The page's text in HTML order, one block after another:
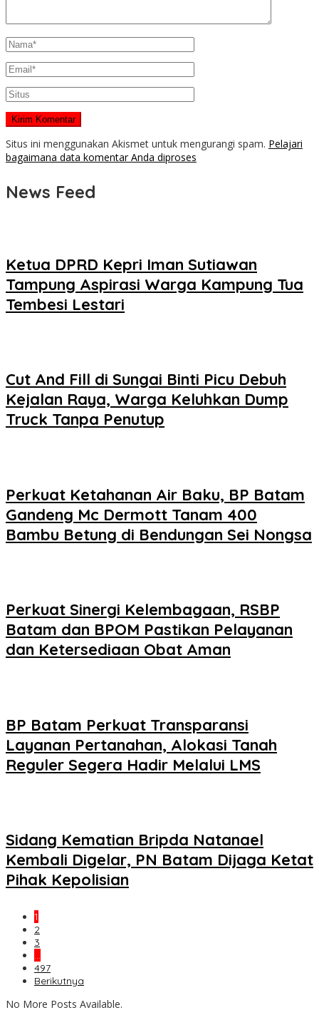
Situs ini menggunakan Akismet untuk mengurangi spam. Pelajari
bagaimana data komentar Anda diproses
News Feed
Ketua DPRD Kepri Iman Sutiawan
Tampung Aspirasi Warga Kampung Tua
Tembesi Lestari
Cut And Fill di Sungai Binti Picu Debuh
Kejalan Raya, Warga Keluhkan Dump
Truck Tanpa Penutup
Perkuat Ketahanan Air Baku, BP Batam
Gandeng Mc Dermott Tanam 400
Bambu Betung di Bendungan Sei Nongsa
Perkuat Sinergi Kelembagaan, RSBP
Batam dan BPOM Pastikan Pelayanan
dan Ketersediaan Obat Aman
BP Batam Perkuat Transparansi
Layanan Pertanahan, Alokasi Tanah
Reguler Segera Hadir Melalui LMS
Sidang Kematian Bripda Natanael
Kembali Digelar, PN Batam Dijaga Ketat
Pihak Kepolisian
1
2
3
…
497
Berikutnya
No More Posts Available.